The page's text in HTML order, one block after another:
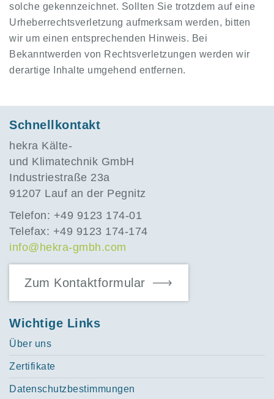
solche gekennzeichnet. Sollten Sie trotzdem auf eine
Urheberrechtsverletzung aufmerksam werden, bitten
wir um einen entsprechenden Hinweis. Bei
Bekanntwerden von Rechtsverletzungen werden wir
derartige Inhalte umgehend entfernen.
Schnellkontakt
hekra Kälte-
und Klimatechnik GmbH
Industriestraße 23a
91207 Lauf an der Pegnitz
Telefon: +49 9123 174-01
Telefax: +49 9123 174-174
info@hekra-gmbh.com
Zum Kontaktformular
Wichtige Links
Über uns
Zertifikate
Datenschutzbestimmungen